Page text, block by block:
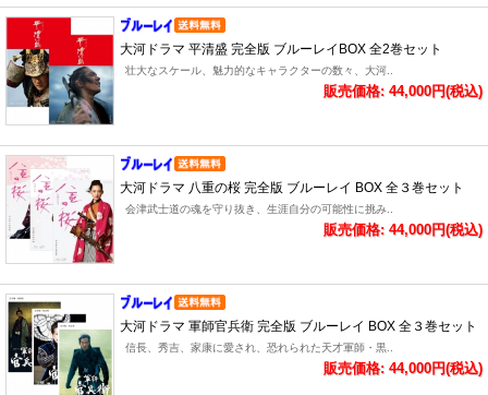
大河ドラマ 平清盛 完全版 ブルーレイBOX 全2巻セット
壮大なスケール、魅力的なキャラクターの数々、大河..
販売価格: 44,000円(税込)
大河ドラマ 八重の桜 完全版 ブルーレイ BOX 全３巻セット
会津武士道の魂を守り抜き、生涯自分の可能性に挑み..
販売価格: 44,000円(税込)
大河ドラマ 軍師官兵衛 完全版 ブルーレイ BOX 全３巻セット
信長、秀吉、家康に愛され、恐れられた天才軍師・黒..
販売価格: 44,000円(税込)